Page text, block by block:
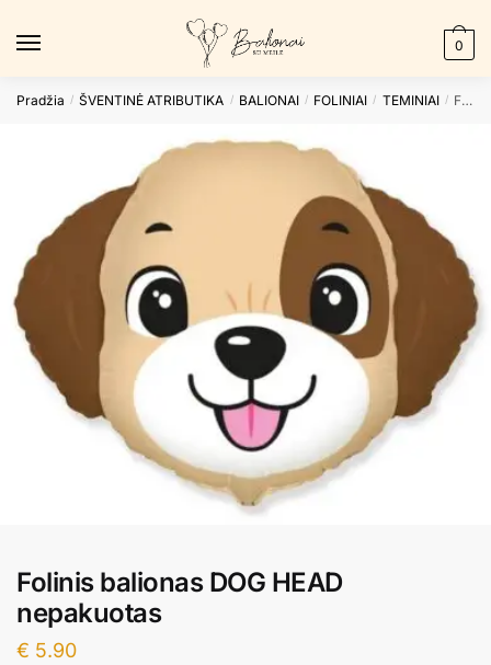
0
Pradžia / ŠVENTINĖ ATRIBUTIKA / BALIONAI / FOLINIAI / TEMINIAI / Folinis balionas DOG HEAD nepakuotas
Folinis balionas DOG HEAD
nepakuotas
€ 5.90